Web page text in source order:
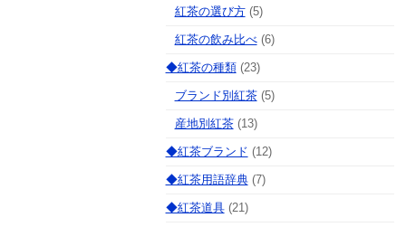
紅茶の選び方(5)
紅茶の飲み比べ(6)
◆紅茶の種類(23)
ブランド別紅茶(5)
産地別紅茶(13)
◆紅茶ブランド (12)
◆紅茶用語辞典(7)
◆紅茶道具(21)